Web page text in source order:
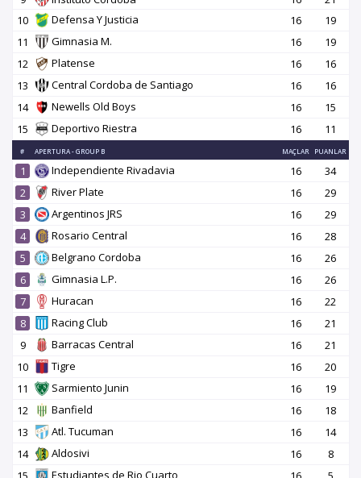
10
Defensa Y Justicia 16
19
11
Gimnasia M. 16
19
12
Platense 16
16
13
Central Cordoba de Santiago 16
16
14
Newells Old Boys 16
15
15
Deportivo Riestra 16 11
# APERTURA - GROUP B MAÇLAR PUANLAR
1 Independiente Rivadavia 16
34
2
River Plate 16
29
3
Argentinos JRS 16
29
4
Rosario Central 16
28
5
Belgrano Cordoba 16
26
6
Gimnasia L.P. 16
26
7
Huracan 16
22
8
Racing Club 16
21
9
Barracas Central 16
21
10
Tigre 16
20
11
Sarmiento Junin 16
19
12
Banfield 16
18
13
Atl. Tucuman 16
14
14
Aldosivi 16
8
Estudiantes de Rio Cuarto